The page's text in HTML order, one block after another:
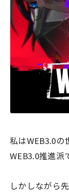
私はWEB3.0の
WEB3.0推進派
しかしながら